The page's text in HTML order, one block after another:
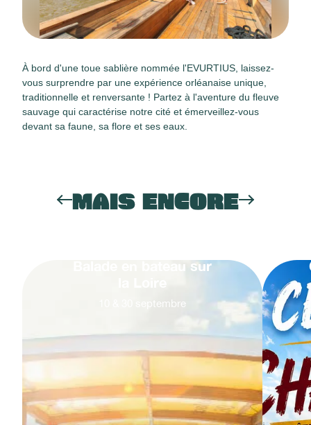
À bord d'une toue sablière nommée l'EVURTIUS, laissez-
vous surprendre par une expérience orléanaise unique,
traditionnelle et renversante ! Partez à l'aventure du fleuve
sauvage qui caractérise notre cité et émerveillez-vous
devant sa faune, sa flore et ses eaux.
MAIS ENCORE
Balade en bateau sur
septembre